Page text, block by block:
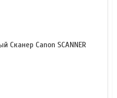
Сканер Canon SCANNER